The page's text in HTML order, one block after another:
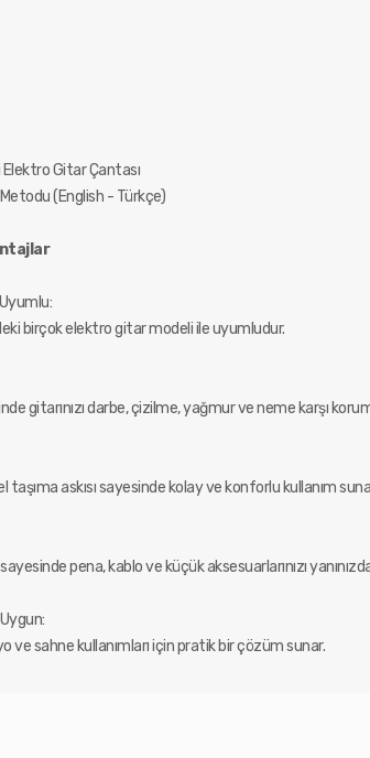
Gitar Çantası
(English - Türkçe)
birçok elektro gitar modeli ile uyumludur.
gitarınızı darbe, çizilme, yağmur ve neme karşı
taşıma askısı sayesinde kolay ve konforlu kullanım
pena, kablo ve küçük aksesuarlarınızı
ve sahne kullanımları için pratik bir çözüm sunar.